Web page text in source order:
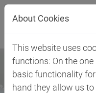
Direkt zur
Direkt zum Inhalt
About Cookies
This website uses
functions: On the
basic functionality
hand they allow us